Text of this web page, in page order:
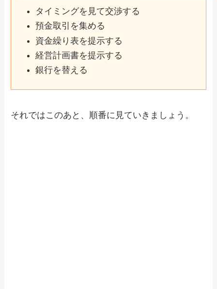
タイミングを見て交渉する
預金取引を集める
資金繰り表を提示する
経営計画書を提示する
銀行を替える
それではこのあと、順番に見ていきましょう。